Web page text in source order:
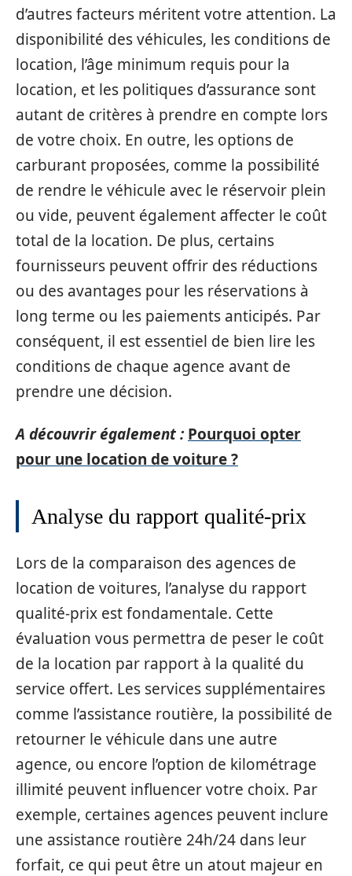
d’autres facteurs méritent votre attention. La
disponibilité des véhicules, les conditions de
location, l’âge minimum requis pour la
location, et les politiques d’assurance sont
autant de critères à prendre en compte lors
de votre choix. En outre, les options de
carburant proposées, comme la possibilité
de rendre le véhicule avec le réservoir plein
ou vide, peuvent également affecter le coût
total de la location. De plus, certains
fournisseurs peuvent offrir des réductions
ou des avantages pour les réservations à
long terme ou les paiements anticipés. Par
conséquent, il est essentiel de bien lire les
conditions de chaque agence avant de
prendre une décision.
A découvrir également : Pourquoi opter
pour une location de voiture ?
Analyse du rapport qualité-prix
Lors de la comparaison des agences de
location de voitures, l’analyse du rapport
qualité-prix est fondamentale. Cette
évaluation vous permettra de peser le coût
de la location par rapport à la qualité du
service offert. Les services supplémentaires
comme l’assistance routière, la possibilité de
retourner le véhicule dans une autre
agence, ou encore l’option de kilométrage
illimité peuvent influencer votre choix. Par
exemple, certaines agences peuvent inclure
une assistance routière 24h/24 dans leur
forfait, ce qui peut être un atout majeur en